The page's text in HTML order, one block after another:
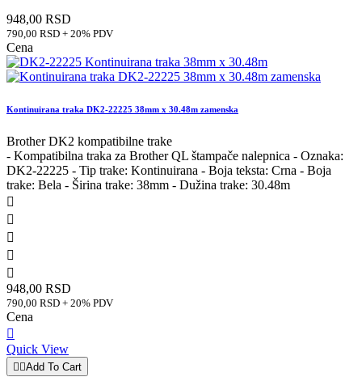
948,00 RSD
790,00 RSD + 20% PDV
Cena
Kontinuirana traka DK2-22225 38mm x 30.48m zamenska
Brother DK2 kompatibilne trake
- Kompatibilna traka za Brother QL štampače nalepnica - Oznaka:
DK2-22225 - Tip trake: Kontinuirana - Boja teksta: Crna - Boja
trake: Bela - Širina trake: 38mm - Dužina trake: 30.48m





948,00 RSD
790,00 RSD + 20% PDV
Cena

Quick View
Add To Cart